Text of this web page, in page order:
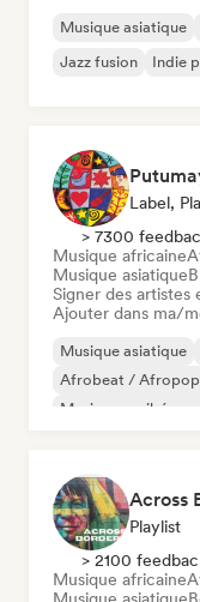
Musique asiatique
Jazz fusion
Indie
Label,
> 7300
Musique africaine
Musique asiatique
Signer des artistes
Ajouter dans ma/
Musique asiatique
Afrobeat / Afropop
Musique caribéenne
Across
Playlist
> 2100
Musique africaine